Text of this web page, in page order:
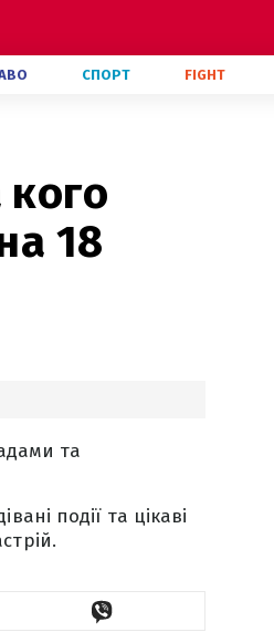
СПОРТ FIGHT
18
та
події та цікаві